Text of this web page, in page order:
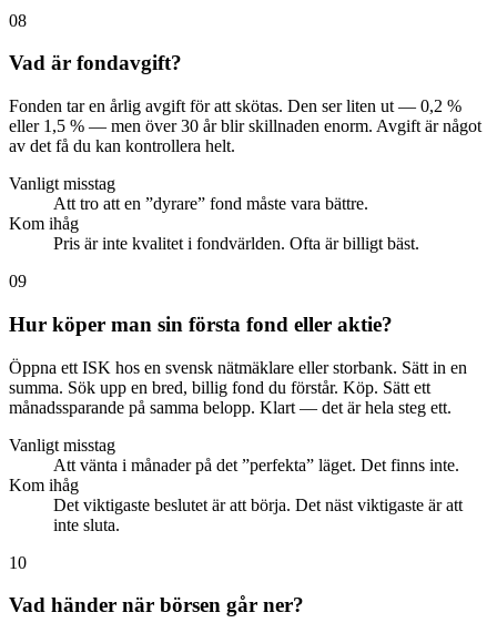
08
Vad är fondavgift?
Fonden tar en årlig avgift för att skötas. Den ser liten ut — 0,2 %
eller 1,5 % — men över 30 år blir skillnaden enorm. Avgift är något
av det få du kan kontrollera helt.
Vanligt misstag
Att tro att en ”dyrare” fond måste vara bättre.
Kom ihåg
Pris är inte kvalitet i fondvärlden. Ofta är billigt bäst.
09
Hur köper man sin första fond eller aktie?
Öppna ett ISK hos en svensk nätmäklare eller storbank. Sätt in en
summa. Sök upp en bred, billig fond du förstår. Köp. Sätt ett
månadssparande på samma belopp. Klart — det är hela steg ett.
Vanligt misstag
Att vänta i månader på det ”perfekta” läget. Det finns inte.
Kom ihåg
Det viktigaste beslutet är att börja. Det näst viktigaste är att
inte sluta.
10
Vad händer när börsen går ner?